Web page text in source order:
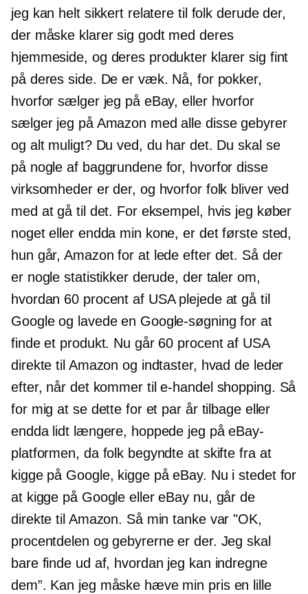
jeg kan helt sikkert relatere til folk derude der,
der måske klarer sig godt med deres
hjemmeside, og deres produkter klarer sig fint
på deres side. De er væk. Nå, for pokker,
hvorfor sælger jeg på eBay, eller hvorfor
sælger jeg på Amazon med alle disse gebyrer
og alt muligt? Du ved, du har det. Du skal se
på nogle af baggrundene for, hvorfor disse
virksomheder er der, og hvorfor folk bliver ved
med at gå til det. For eksempel, hvis jeg køber
noget eller endda min kone, er det første sted,
hun går, Amazon for at lede efter det. Så der
er nogle statistikker derude, der taler om,
hvordan 60 procent af USA plejede at gå til
Google og lavede en Google-søgning for at
finde et produkt. Nu går 60 procent af USA
direkte til Amazon og indtaster, hvad de leder
efter, når det kommer tile-handel shopping. Så
for mig at se dette for et par år tilbage eller
endda lidt længere, hoppede jeg på eBay-
platformen, da folk begyndte at skifte fra at
kigge på Google, kigge på eBay. Nu i stedet for
at kigge på Google eller eBay nu, går de
direkte til Amazon. Så min tanke var "OK,
procentdelen og gebyrerne er der. Jeg skal
bare finde ud af, hvordan jeg kan indregne
dem”. Kan jeg måske hæve min pris en lille